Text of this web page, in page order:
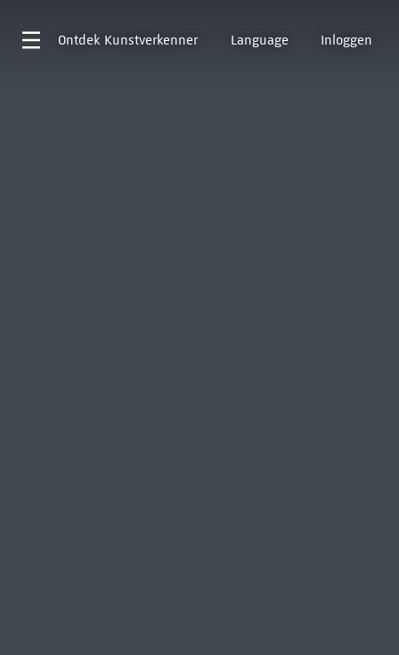
Ontdek Kunstverkenner Language Inloggen